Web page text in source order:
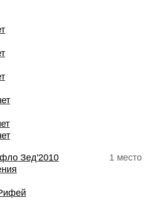
1 место
Зед'2010